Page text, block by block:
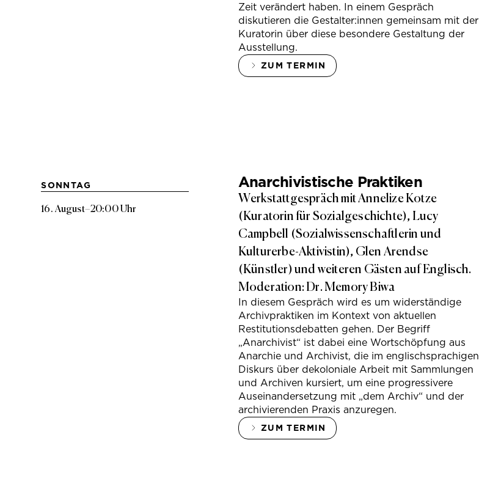
Zeit verändert haben. In einem Gespräch
diskutieren die Gestalter:innen gemeinsam mit der
Kuratorin über diese besondere Gestaltung der
Ausstellung.
ZUM TERMIN
SONNTAG
16. August–20:00 Uhr
Anarchivistische Praktiken
Werkstattgespräch mit Annelize Kotze
(Kuratorin für Sozialgeschichte), Lucy
Campbell (Sozialwissenschaftlerin und
Kulturerbe-Aktivistin), Glen Arendse
(Künstler) und weiteren Gästen auf Englisch.
Moderation: Dr. Memory Biwa
In diesem Gespräch wird es um widerständige
Archivpraktiken im Kontext von aktuellen
Restitutionsdebatten gehen. Der Begriff
„Anarchivist“ ist dabei eine Wortschöpfung aus
Anarchie und Archivist, die im englischsprachigen
Diskurs über dekoloniale Arbeit mit Sammlungen
und Archiven kursiert, um eine progressivere
Auseinandersetzung mit „dem Archiv“ und der
archivierenden Praxis anzuregen.
ZUM TERMIN